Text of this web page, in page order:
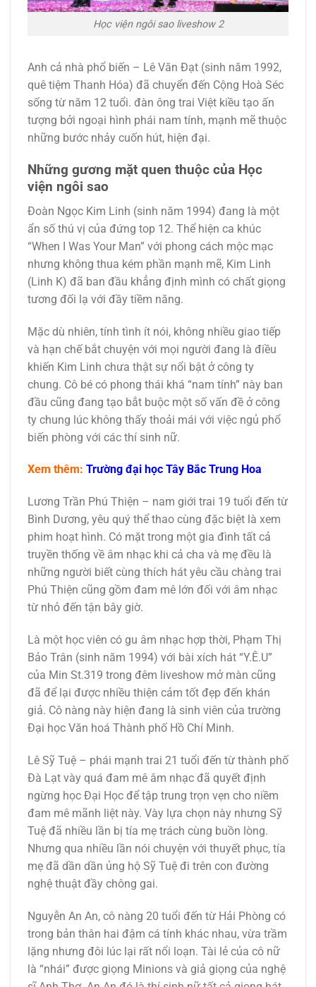
Học viện ngôi sao liveshow 2
Anh cả nhà phổ biến – Lê Văn Đạt (sinh năm 1992,
quê tiệm Thanh Hóa) đã chuyển đến Cộng Hoà Séc
sống từ năm 12 tuổi. đàn ông trai Việt kiều tạo ấn
tượng bởi ngoại hình phái nam tính, mạnh mẽ thuộc
những bước nhảy cuốn hút, hiện đại.
Những gương mặt quen thuộc của Học
viện ngôi sao
Đoàn Ngọc Kim Linh (sinh năm 1994) đang là một
ẩn số thú vị của đứng top 12. Thể hiện ca khúc
“When I Was Your Man” với phong cách mộc mạc
nhưng không thua kém phần mạnh mẽ, Kim Linh
(Linh K) đã ban đầu khẳng định mình có chất giọng
tương đối lạ với đầy tiềm năng.
Mặc dù nhiên, tính tình ít nói, không nhiều giao tiếp
và hạn chế bắt chuyện với mọi người đang là điều
khiến Kim Linh chưa thật sự nổi bật ở công ty
chung. Cô bé có phong thái khá “nam tính” này ban
đầu cũng đang tạo bắt buộc một số vấn đề ở công
ty chung lúc không thấy thoải mái với việc ngủ phổ
biến phòng với các thí sinh nữ.
Xem thêm: Trường đại học Tây Bắc Trung Hoa
Lương Trần Phú Thiện – nam giới trai 19 tuổi đến từ
Bình Dương, yêu quý thể thao cùng đặc biệt là xem
phim hoạt hình. Có mặt trong một gia đình tất cả
truyền thống về âm nhạc khi cả cha và mẹ đều là
những người biết cùng thích hát yêu cầu chàng trai
Phú Thiện cũng gồm đam mê lớn đối với âm nhạc
từ nhỏ đến tận bây giờ.
Là một học viên có gu âm nhạc hợp thời, Phạm Thị
Bảo Trân (sinh năm 1994) với bài xích hát “Y.Ê.U”
của Min St.319 trong đêm liveshow mở màn cũng
đã để lại được nhiều thiện cảm tốt đẹp đến khán
giả. Cô nàng này hiện đang là sinh viên của trường
Đại học Văn hoá Thành phố Hồ Chí Minh.
Lê Sỹ Tuệ – phái mạnh trai 21 tuổi đến từ thành phố
Đà Lạt vày quá đam mê âm nhạc đã quyết định
ngừng học Đại Học để tập trung trọn vẹn cho niềm
đam mê mãnh liệt này. Vày lựa chọn này nhưng Sỹ
Tuệ đã nhiều lần bị tía mẹ trách cùng buồn lòng.
Nhưng qua nhiều lần nói chuyện với thuyết phục, tía
mẹ đã dần dần ủng hộ Sỹ Tuệ đi trên con đường
nghệ thuật đầy chông gai.
Nguyễn An An, cô nàng 20 tuổi đến từ Hải Phòng có
trong bản thân hai đậm cá tính khác nhau, vừa trầm
lặng nhưng đôi lúc lại rất nổi loạn. Tài lẻ của cô nữ
là “nhái” được giọng Minions và giả giọng của nghệ